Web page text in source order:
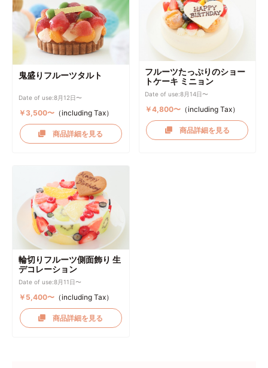
鬼盛りフルーツタルト
Date of use:8月12日〜
￥3,500〜（including Tax）
商品詳細を見る
フルーツたっぷりのショー
トケーキ ミニョン
Date of use:8月14日〜
￥4,800〜 （including Tax）
商品詳細を見る
輪切りフルーツ側面飾り 生
デコレーション
Date of use:8月11日〜
￥5,400〜（including Tax）
商品詳細を見る